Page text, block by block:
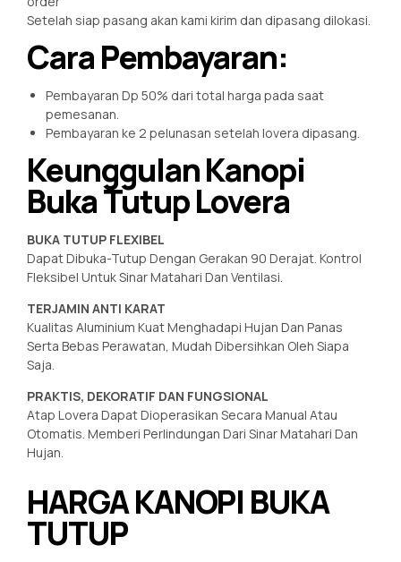
Setelah siap pasang akan kami kirim dan dipasang dilokasi.
Cara Pembayaran:
Pembayaran Dp 50% dari total harga pada saat
pemesanan.
Pembayaran ke 2 pelunasan setelah lovera dipasang.
Keunggulan Kanopi
Buka Tutup Lovera
BUKA TUTUP FLEXIBEL
Dapat Dibuka-Tutup Dengan Gerakan 90 Derajat. Kontrol
Fleksibel Untuk Sinar Matahari Dan Ventilasi.
TERJAMIN ANTI KARAT
Kualitas Aluminium Kuat Menghadapi Hujan Dan Panas
Serta Bebas Perawatan, Mudah Dibersihkan Oleh Siapa
Saja.
PRAKTIS, DEKORATIF DAN FUNGSIONAL
Atap Lovera Dapat Dioperasikan Secara Manual Atau
Otomatis. Memberi Perlindungan Dari Sinar Matahari Dan
Hujan.
HARGA KANOPI BUKA
TUTUP